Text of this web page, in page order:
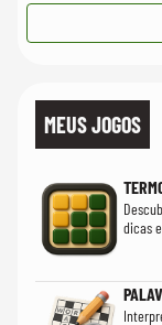
MEUS JOGOS
dicas